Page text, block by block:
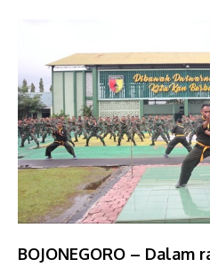
BOJONEGORO –